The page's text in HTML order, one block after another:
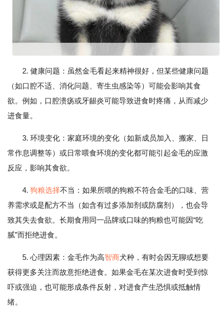
2. 健康问题：虽然金毛看起来精神很好，但某些健康问题
（如口腔不适、消化问题、寄生虫感染等）可能会影响其食
欲。例如，口腔溃疡或牙龈炎可能导致进食时疼痛，从而减少
进食量。
3. 环境变化：家庭环境的变化（如新成员加入、搬家、日
常作息调整等）或日常喂食环境的变化都可能引起金毛的应激
反应，影响其食欲。
4. 狗粮选择不当：如果所喂的狗粮不符合金毛的口味、营
养需求或是配方不当（如含有过多添加剂或防腐剂），也会导
致其失去食欲。长期食用同一品牌或口味的狗粮也可能因“吃
腻”而拒绝进食。
5. 心理因素：金毛作为高智商犬种，有时会因无聊或想要
获得更多关注而故意拒绝进食。如果金毛在某次进食时受到惊
吓或强迫，也可能形成条件反射，对进食产生恐惧或抵触情
绪。